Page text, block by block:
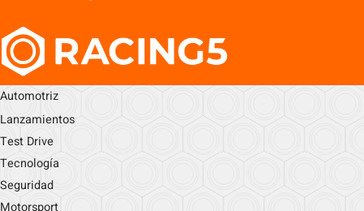
Automotriz
Lanzamientos
Test Drive
Tecnología
Seguridad
Motorsport